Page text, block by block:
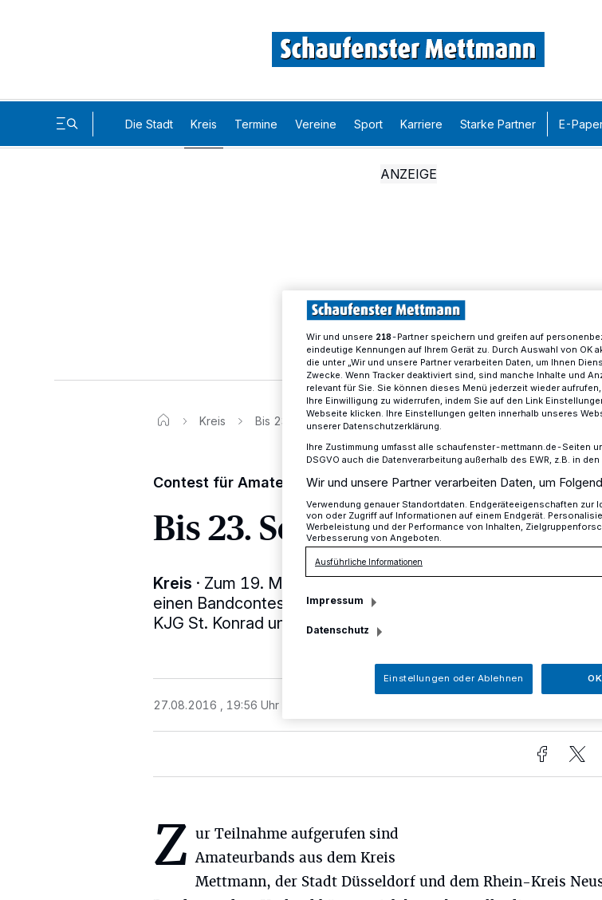
Die Stadt Kreis Termine Vereine Sport Karriere Starke Partner E-
Kreis Bis 23. September bewerben
Contest für Amateurbands aus der Region
Bis 23. September bewerben
Kreis · Zum 19. Mal richtet der Kreis Mettmann am 12.
einen Bandcontest aus. Kooperationspartner sind erneut die
KJG St. Konrad und der Jugendtreff Area 51 der Stadt Hilden.
27.08.2016 , 19:56 Uhr
Z ur Teilnahme aufgerufen sind
Amateurbands aus dem Kreis
Mettmann, der Stadt Düsseldorf und dem Rhein-Kreis
Wir und unsere 218-Partner speichern und greifen auf
eindeutige Kennungen auf Ihrem Gerät zu. Durch Auswahl von
die unter „Wir und unsere Partner verarbeiten Daten, um Ihnen
Zwecke. Wenn Tracker deaktiviert sind, sind manche Inhalte und
relevant für Sie. Sie können dieses Menü jederzeit wieder
Ihre Einwilligung zu widerrufen, indem Sie auf den Link
Webseite klicken. Ihre Einstellungen gelten innerhalb unseres
unserer Datenschutzerklärung.
Ihre Zustimmung umfasst alle schaufenster-mettmann.de-Seiten
DSGVO auch die Datenverarbeitung außerhalb des EWR, z.B. in den
Wir und unsere Partner verarbeiten Daten, um
Verwendung genauer Standortdaten. Endgeräteeigenschaften zur
von oder Zugriff auf Informationen auf einem Endgerät.
Werbeleistung und der Performance von Inhalten,
Verbesserung von Angeboten.
Ausführliche Informationen
Impressum
Datenschutz
Einstellungen oder Ablehnen OK